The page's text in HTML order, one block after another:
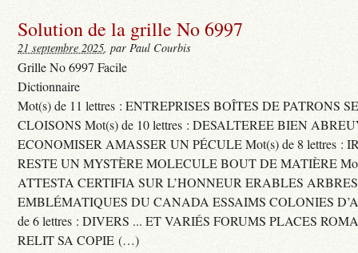
Solution de la grille No 6997
21 septembre 2025, par Paul Courbis
Grille No 6997 Facile
Dictionnaire
Mot(s) de 11 lettres : ENTREPRISES BOÎTES DE PATRONS
CLOISONS Mot(s) de 10 lettres : DESALTEREE BIEN
ECONOMISER AMASSER UN PÉCULE Mot(s) de 8 lettres :
RESTE UN MYSTÈRE MOLECULE BOUT DE MATIÈRE
ATTESTA CERTIFIA SUR L’HONNEUR ERABLES ARBRES
EMBLÉMATIQUES DU CANADA ESSAIMS COLONIES
de 6 lettres : DIVERS ... ET VARIÉS FORUMS PLACES
RELIT SA COPIE (…)